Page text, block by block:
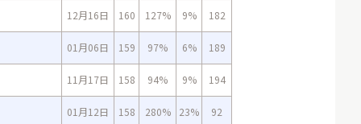
12月16日 160 127% 9% 182
01月06日 159 97% 6% 189
11月17日 158 94% 9% 194
01月12日 158 280% 23% 92